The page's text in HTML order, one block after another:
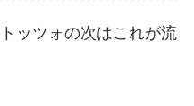
ッツォの次はこれが流